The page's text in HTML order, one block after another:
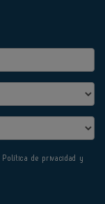
Política de privacidad y